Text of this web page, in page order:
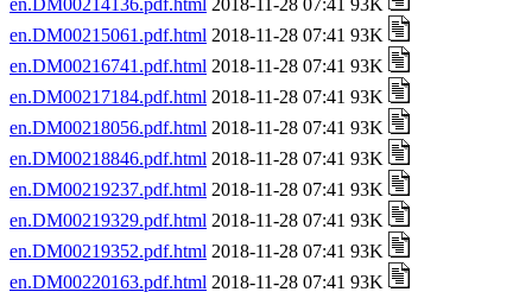
en.DM00214136.pdf.html 2018-11-28 07:41 93K
en.DM00215061.pdf.html 2018-11-28 07:41 93K
en.DM00216741.pdf.html 2018-11-28 07:41 93K
en.DM00217184.pdf.html 2018-11-28 07:41 93K
en.DM00218056.pdf.html 2018-11-28 07:41 93K
en.DM00218846.pdf.html 2018-11-28 07:41 93K
en.DM00219237.pdf.html 2018-11-28 07:41 93K
en.DM00219329.pdf.html 2018-11-28 07:41 93K
en.DM00219352.pdf.html 2018-11-28 07:41 93K
en.DM00220163.pdf.html 2018-11-28 07:41 93K